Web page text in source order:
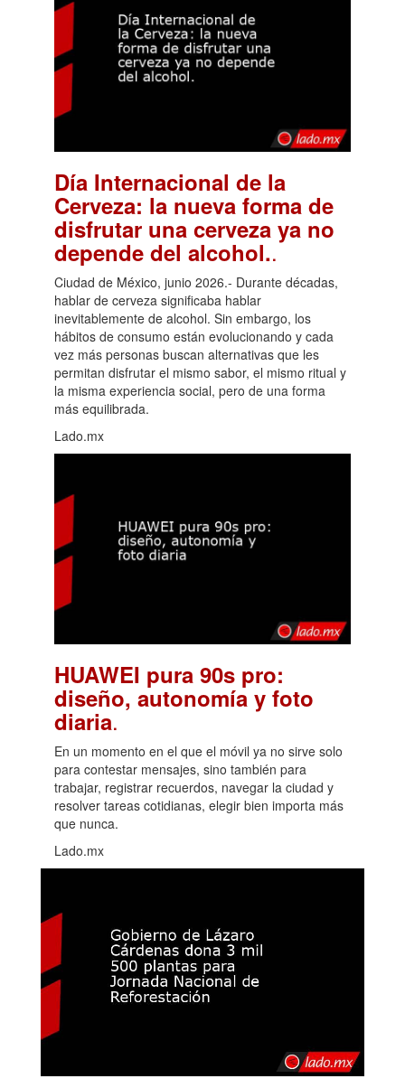
Día Internacional de la
Cerveza: la nueva forma de
disfrutar una cerveza ya no
depende del alcohol..
Ciudad de México, junio 2026.- Durante décadas,
hablar de cerveza significaba hablar
inevitablemente de alcohol. Sin embargo, los
hábitos de consumo están evolucionando y cada
vez más personas buscan alternativas que les
permitan disfrutar el mismo sabor, el mismo ritual y
la misma experiencia social, pero de una forma
más equilibrada.
Lado.mx
HUAWEI pura 90s pro:
diseño, autonomía y foto
diaria.
En un momento en el que el móvil ya no sirve solo
para contestar mensajes, sino también para
trabajar, registrar recuerdos, navegar la ciudad y
resolver tareas cotidianas, elegir bien importa más
que nunca.
Lado.mx